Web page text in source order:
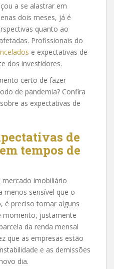
a se alastrar em
dois meses, já é
quanto ao
Profissionais do
e expectativas de
dos investidores.
certo de fazer
de pandemia? Confira
as expectativas de
de
tempos de
imobiliário
menos sensível que o
é preciso tomar alguns
momento, justamente
da renda mensal
que as empresas estão
e as demissões
dia.